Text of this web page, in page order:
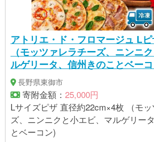
アトリエ・ド・フロマージュ L
（モッツァレラチーズ、ニンニ
ルゲリータ、信州きのことベー
長野県東御市
寄附金額： 25,000円
Lサイズピザ 直径約22cm×4枚 （モ
ズ、ニンニクと小エビ、マルゲリー
とベーコン)